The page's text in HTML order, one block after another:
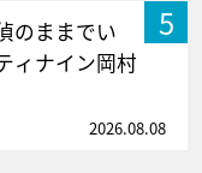
5
のままでい
ィナイン岡村
2026.08.08